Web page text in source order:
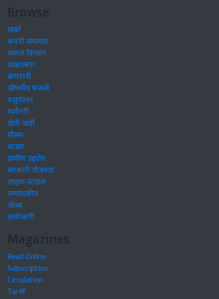
Browse
खबरें
कंपनी समाचार
सफल किसान
साक्षात्कार
बागवानी
औषधीय फसलें
पशुपालन
मशीनरी
खेती-बाड़ी
मौसम
बाजार
ग्रामीण उद्द्योग
सरकारी योजनाएं
लाइफ स्टाइल
सम्पादकीय
जॉब्स
डायरेक्टरी
Magazines
Read Online
Subscription
Circulation
Tariff